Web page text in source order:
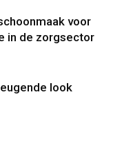
voor
in de zorgsector
look